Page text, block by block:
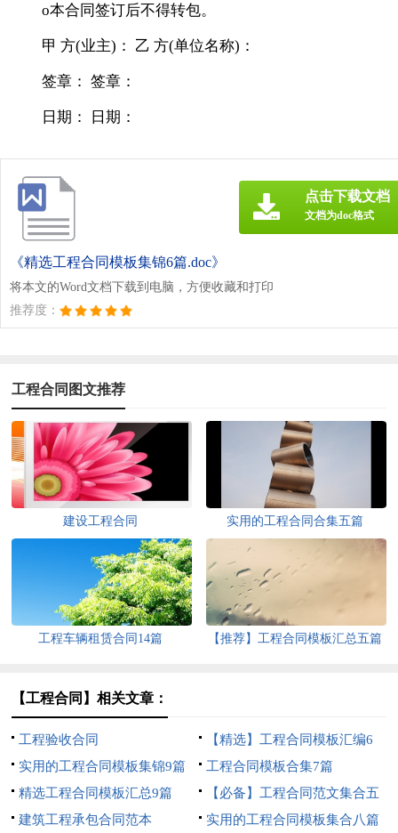
o本合同签订后不得转包。
甲 方(业主)： 乙 方(单位名称)：
签章： 签章：
日期： 日期：
《精选工程合同模板集锦6篇.doc》
将本文的Word文档下载到电脑，方便收藏和打印
推荐度：
点击下载文档
文档为doc格式
工程合同图文推荐
建设工程合同 实用的工程合同合集五篇
工程车辆租赁合同14篇 【推荐】工程合同模板汇总五篇
【工程合同】相关文章：
工程验收合同
【精选】工程合同模板汇编6
篇
实用的工程合同模板集锦9篇
工程合同模板合集7篇
精选工程合同模板汇总9篇
【必备】工程合同范文集合五
篇
建筑工程承包合同范本 实用的工程合同模板集合八篇